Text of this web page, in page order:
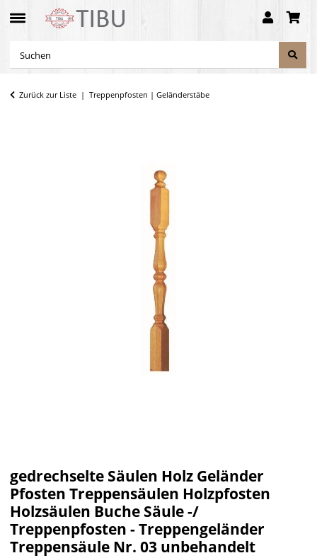
Zurück zur Liste Treppenpfosten | Geländerstäbe
gedrechselte Säulen Holz Geländer
Pfosten Treppensäulen Holzpfosten
Holzsäulen Buche Säule -/
Treppenpfosten - Treppengeländer
Treppensäule Nr. 03 unbehandelt